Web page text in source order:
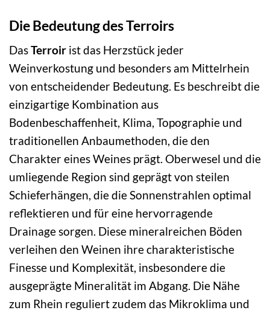
Die Bedeutung des Terroirs
DasTerroir ist das Herzstück jeder
Weinverkostung und besonders am Mittelrhein
von entscheidender Bedeutung. Es beschreibt die
einzigartige Kombination aus
Bodenbeschaffenheit, Klima, Topographie und
traditionellen Anbaumethoden, die den
Charakter eines Weines prägt. Oberwesel und die
umliegende Region sind geprägt von steilen
Schieferhängen, die die Sonnenstrahlen optimal
reflektieren und für eine hervorragende
Drainage sorgen. Diese mineralreichen Böden
verleihen den Weinen ihre charakteristische
Finesse und Komplexität, insbesondere die
ausgeprägte Mineralität im Abgang. Die Nähe
zum Rhein reguliert zudem das Mikroklima und